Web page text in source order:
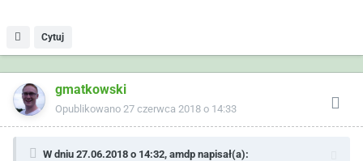
Cytuj
gmatkowski
Opublikowano 27 czerwca 2018 o 14:33
W dniu 27.06.2018 o 14:32, amdp napisał(a):